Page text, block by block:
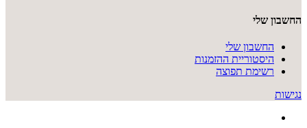
החשבון שלי
החשבון שלי
היסטוריית ההזמנות
רשימת תפוצה
נגישות